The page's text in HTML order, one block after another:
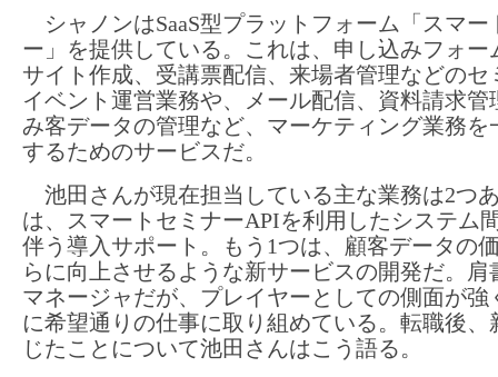
シャノンはSaaS型プラットフォーム「スマー
ー」を提供している。これは、申し込みフォー
サイト作成、受講票配信、来場者管理などのセ
イベント運営業務や、メール配信、資料請求管
み客データの管理など、マーケティング業務を
するためのサービスだ。
池田さんが現在担当している主な業務は2つ
は、スマートセミナーAPIを利用したシステム
伴う導入サポート。もう1つは、顧客データの
らに向上させるような新サービスの開発だ。肩
マネージャだが、プレイヤーとしての側面が強
に希望通りの仕事に取り組めている。転職後、
じたことについて池田さんはこう語る。